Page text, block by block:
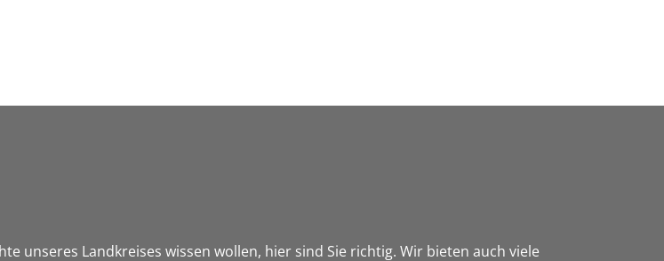
unseres Landkreises wissen wollen, hier sind Sie richtig. Wir bieten auch viele